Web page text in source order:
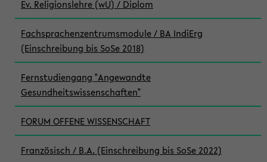
Ev. Religionslehre (wU) / Diplom
Fachsprachenzentrumsmodule / BA IndiErg
(Einschreibung bis SoSe 2018)
Fernstudiengang "Angewandte
Gesundheitswissenschaften"
FORUM OFFENE WISSENSCHAFT
Französisch / B.A. (Einschreibung bis SoSe 2022)